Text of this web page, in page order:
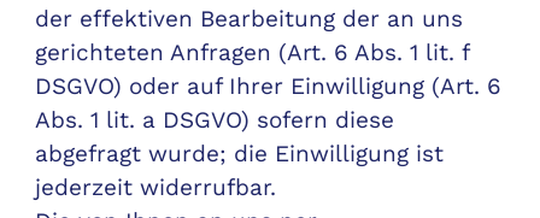
der effektiven Bearbeitung der an uns
gerichteten Anfragen (Art. 6 Abs. 1 lit. f
DSGVO) oder auf Ihrer Einwilligung (Art. 6
Abs. 1 lit. a DSGVO) sofern diese
abgefragt wurde; die Einwilligung ist
jederzeit widerrufbar.